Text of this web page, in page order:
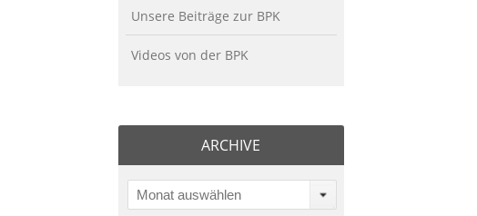
Unsere Beiträge zur BPK
Videos von der BPK
ARCHIVE
Monat auswählen